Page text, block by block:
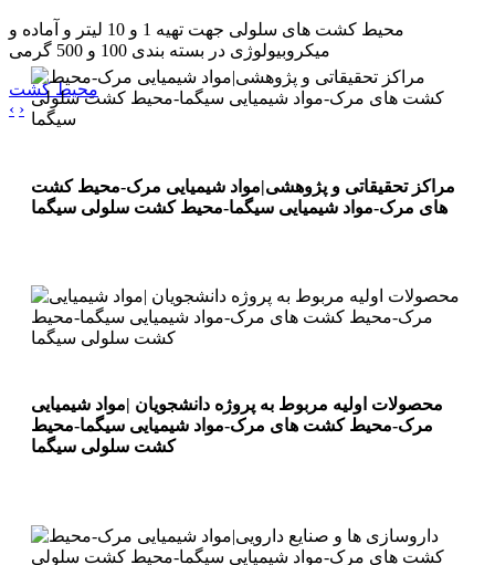
محیط کشت های سلولی جهت تهیه 1 و 10 لیتر و آماده و
میکروبیولوژی در بسته بندی 100 و 500 گرمی
محیط کشت
‹ ›
مراکز تحقیقاتی و پژوهشی|مواد شیمیایی مرک-محیط کشت
های مرک-مواد شیمیایی سیگما-محیط کشت سلولی سیگما
محصولات اولیه مربوط به پروژه دانشجویان |مواد شیمیایی
مرک-محیط کشت های مرک-مواد شیمیایی سیگما-محیط
کشت سلولی سیگما